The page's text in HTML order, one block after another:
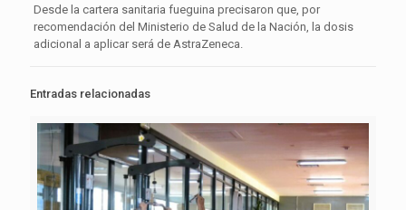
Desde la cartera sanitaria fueguina precisaron que, por
recomendación del Ministerio de Salud de la Nación, la dosis
adicional a aplicar será de AstraZeneca.
Entradas relacionadas